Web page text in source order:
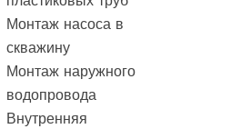
Монтаж насоса в
скважину
Монтаж наружного
водопровода
Внутренняя